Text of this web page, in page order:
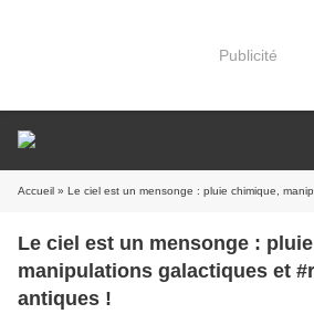
Publicité
Accueil » Le ciel est un mensonge : pluie chimique, manipulations
Le ciel est un mensonge :
manipulations galactiques et
antiques !